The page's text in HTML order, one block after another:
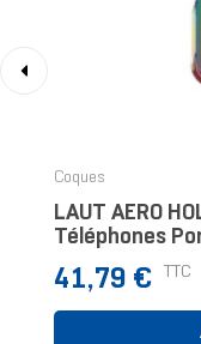
Coques
LAUT AERO
Téléphones
Multicolore,
Prix
41,79 € TTC